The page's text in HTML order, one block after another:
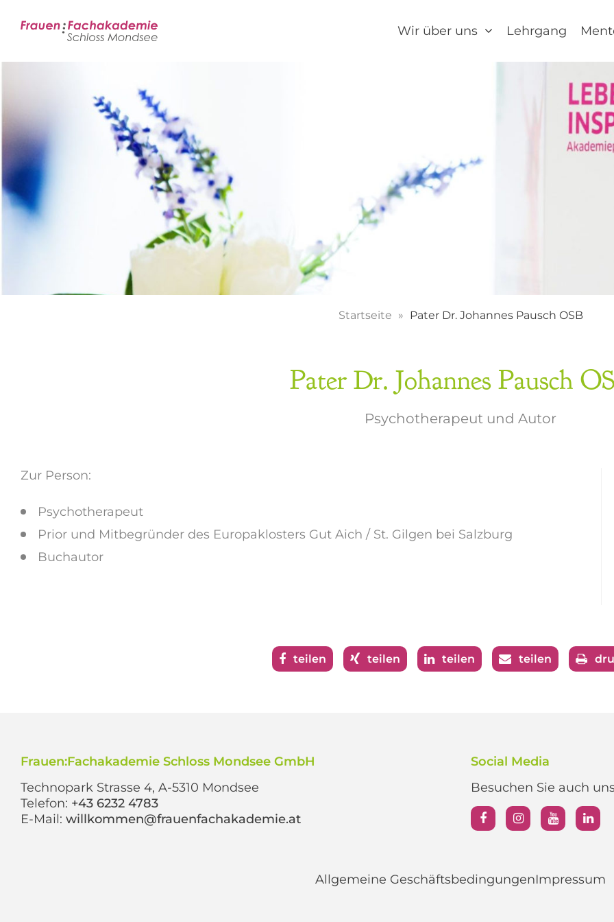
Wir über uns Lehrgang
Startseite Pater Dr. Johannes Pausch OSB
Pater Dr. Johannes Pausch
Psychotherapeut und Autor
Zur Person:
Psychotherapeut
Prior und Mitbegründer des Europaklosters Gut Aich / St. Gilgen bei Salzburg
Buchautor
teilen teilen teilen teilen
Frauen:Fachakademie Schloss Mondsee GmbH
Technopark Strasse 4, A-5310 Mondsee
Telefon: +43 6232 4783
E-Mail: willkommen@frauenfachakademie.at
Social Media
Besuchen Sie auch
Allgemeine GeschäftsbedingungenImpressum